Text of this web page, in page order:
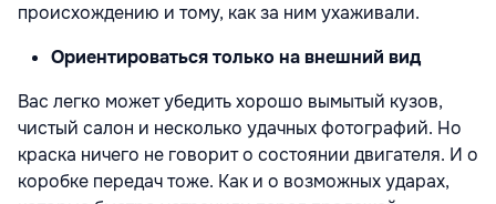
происхождению и тому, как за ним ухаживали.
Ориентироваться только на внешний вид
Вас легко может убедить хорошо вымытый кузов,
чистый салон и несколько удачных фотографий. Но
краска ничего не говорит о состоянии двигателя. И о
коробке передач тоже. Как и о возможных ударах,